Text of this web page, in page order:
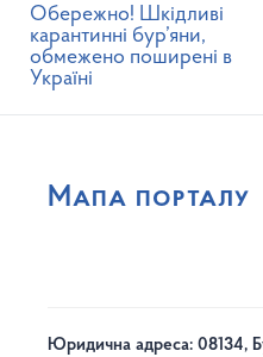
Обережно! Шкідливі
карантинні бур’яни,
обмежено поширені в
Україні
Мапа порталу
Юридична адреса: 08134,